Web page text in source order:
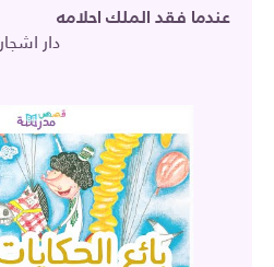
عندما فقد الملك احلامه
دار اشجار